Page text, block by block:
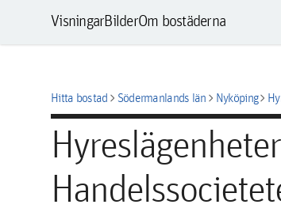
VisningarBilderOm bostäderna
Hitta bostadchevron_rightSödermanlands länchevron_rightNyköpingchevron_right